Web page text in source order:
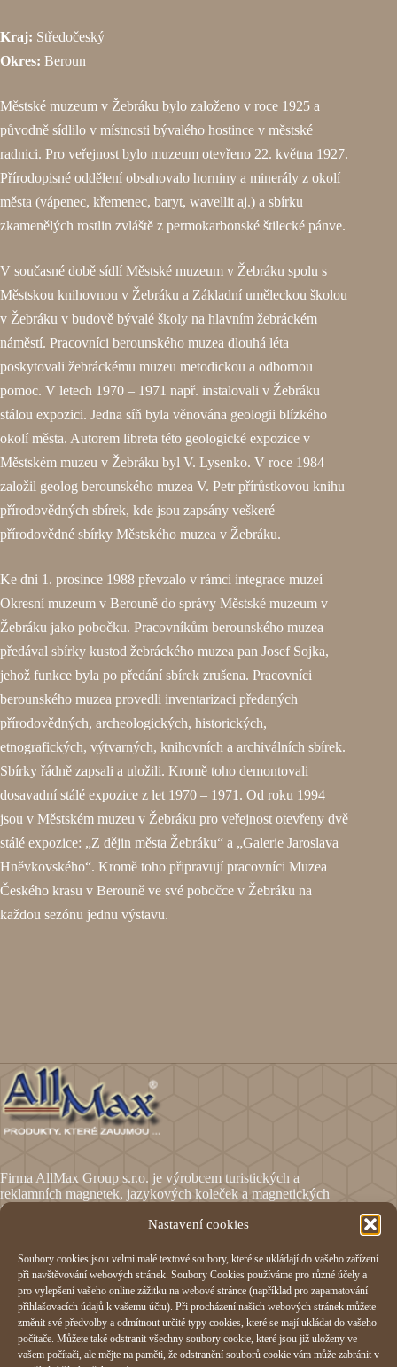
Nastavení cookies
Soubory cookies jsou velmi malé textové soubory, které se ukládají do vašeho zařízení
při navštěvování webových stránek. Soubory Cookies používáme pro různé účely a
pro vylepšení vašeho online zážitku na webové stránce (například pro zapamatování
přihlašovacích údajů k vašemu účtu). Při procházení našich webových stránek můžete
změnit své předvolby a odmítnout určité typy cookies, které se mají ukládat do vašeho
počítače. Můžete také odstranit všechny soubory cookie, které jsou již uloženy ve
vašem počítači, ale mějte na paměti, že odstranění souborů cookie vám může zabránit v
Kraj: Středočeský
Okres: Beroun
Městské muzeum v Žebráku bylo založeno v roce 1925 a
původně sídlilo v místnosti bývalého hostince v městské
radnici. Pro veřejnost bylo muzeum otevřeno 22. května 1927.
Přírodopisné oddělení obsahovalo horniny a minerály z okolí
města (vápenec, křemenec, baryt, wavellit aj.) a sbírku
zkamenělých rostlin zvláště z permokarbonské štilecké pánve.
V současné době sídlí Městské muzeum v Žebráku spolu s
Městskou knihovnou v Žebráku a Základní uměleckou školou
v Žebráku v budově bývalé školy na hlavním žebráckém
náměstí. Pracovníci berounského muzea dlouhá léta
poskytovali žebráckému muzeu metodickou a odbornou
pomoc. V letech 1970 – 1971 např. instalovali v Žebráku
stálou expozici. Jedna síň byla věnována geologii blízkého
okolí města. Autorem libreta této geologické expozice v
Městském muzeu v Žebráku byl V. Lysenko. V roce 1984
založil geolog berounského muzea V. Petr přírůstkovou knihu
přírodovědných sbírek, kde jsou zapsány veškeré
přírodovědné sbírky Městského muzea v Žebráku.
Ke dni 1. prosince 1988 převzalo v rámci integrace muzeí
Okresní muzeum v Berouně do správy Městské muzeum v
Žebráku jako pobočku. Pracovníkům berounského muzea
předával sbírky kustod žebráckého muzea pan Josef Sojka,
jehož funkce byla po předání sbírek zrušena. Pracovníci
berounského muzea provedli inventarizaci předaných
přírodovědných, archeologických, historických,
etnografických, výtvarných, knihovních a archiválních sbírek.
Sbírky řádně zapsali a uložili. Kromě toho demontovali
dosavadní stálé expozice z let 1970 – 1971. Od roku 1994
jsou v Městském muzeu v Žebráku pro veřejnost otevřeny dvě
stálé expozice: „Z dějin města Žebráku“ a „Galerie Jaroslava
Hněvkovského“. Kromě toho připravují pracovníci Muzea
Českého krasu v Berouně ve své pobočce v Žebráku na
každou sezónu jednu výstavu.
Firma AllMax Group s.r.o. je výrobcem turistických a
reklamních magnetek, jazykových koleček a magnetických
fólií.
Informace
Obchodní podmínky
Reklamační formulář
Odstoupení od smlouvy
Ochrana osobních údajů
Cookies